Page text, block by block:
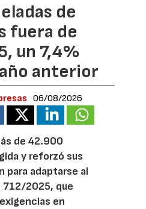
de
fuera de
un 7,4%
anterior
06/08/2026
de 42.900
y reforzó sus
para adaptarse al
712/2025, que
en